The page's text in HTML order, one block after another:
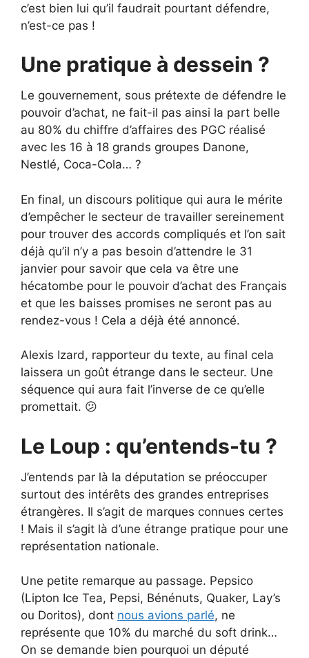
c’est bien lui qu’il faudrait pourtant défendre,
n’est-ce pas !
Une pratique à dessein ?
Le gouvernement, sous prétexte de défendre le
pouvoir d’achat, ne fait-il pas ainsi la part belle
au 80% du chiffre d’affaires des PGC réalisé
avec les 16 à 18 grands groupes Danone,
Nestlé, Coca-Cola… ?
En final, un discours politique qui aura le mérite
d’empêcher le secteur de travailler sereinement
pour trouver des accords compliqués et l’on sait
déjà qu’il n’y a pas besoin d’attendre le 31
janvier pour savoir que cela va être une
hécatombe pour le pouvoir d’achat des Français
et que les baisses promises ne seront pas au
rendez-vous ! Cela a déjà été annoncé.
Alexis Izard, rapporteur du texte, au final cela
laissera un goût étrange dans le secteur. Une
séquence qui aura fait l’inverse de ce qu’elle
promettait. 😕
Le Loup : qu’entends-tu ?
J’entends par là la députation se préoccuper
surtout des intérêts des grandes entreprises
étrangères. Il s’agit de marques connues certes
! Mais il s’agit là d’une étrange pratique pour une
représentation nationale.
Une petite remarque au passage. Pepsico
(Lipton Ice Tea, Pepsi, Bénénuts, Quaker, Lay’s
ou Doritos), dont nous avions parlé, ne
représente que 10% du marché du soft drink…
On se demande bien pourquoi un député